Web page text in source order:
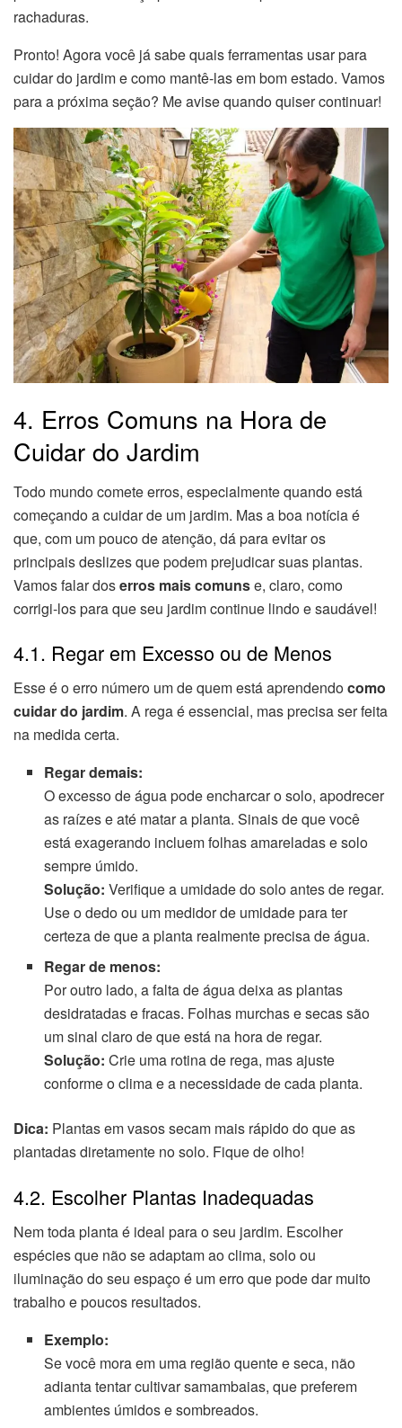
rachaduras.
Pronto! Agora você já sabe quais ferramentas usar para
cuidar do jardim e como mantê-las em bom estado. Vamos
para a próxima seção? Me avise quando quiser continuar!
4. Erros Comuns na Hora de
Cuidar do Jardim
Todo mundo comete erros, especialmente quando está
começando a cuidar de um jardim. Mas a boa notícia é
que, com um pouco de atenção, dá para evitar os
principais deslizes que podem prejudicar suas plantas.
Vamos falar doserros mais comunse, claro, como
corrigi-los para que seu jardim continue lindo e saudável!
4.1. Regar em Excesso ou de Menos
Esse é o erro número um de quem está aprendendocomo
cuidar do jardim. A rega é essencial, mas precisa ser feita
na medida certa.
Regar demais:
O excesso de água pode encharcar o solo, apodrecer
as raízes e até matar a planta. Sinais de que você
está exagerando incluem folhas amareladas e solo
sempre úmido.
Solução: Verifique a umidade do solo antes de regar.
Use o dedo ou um medidor de umidade para ter
certeza de que a planta realmente precisa de água.
Regar de menos:
Por outro lado, a falta de água deixa as plantas
desidratadas e fracas. Folhas murchas e secas são
um sinal claro de que está na hora de regar.
Solução: Crie uma rotina de rega, mas ajuste
conforme o clima e a necessidade de cada planta.
Dica: Plantas em vasos secam mais rápido do que as
plantadas diretamente no solo. Fique de olho!
4.2. Escolher Plantas Inadequadas
Nem toda planta é ideal para o seu jardim. Escolher
espécies que não se adaptam ao clima, solo ou
iluminação do seu espaço é um erro que pode dar muito
trabalho e poucos resultados.
Exemplo:
Se você mora em uma região quente e seca, não
adianta tentar cultivar samambaias, que preferem
ambientes úmidos e sombreados.